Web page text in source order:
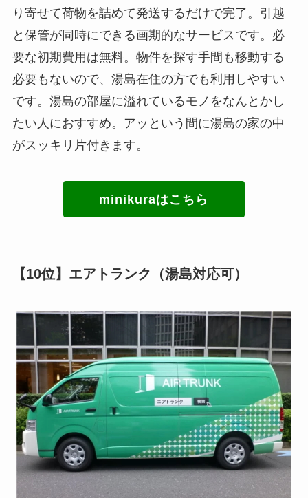
り寄せて荷物を詰めて発送するだけで完了。引越
と保管が同時にできる画期的なサービスです。必
要な初期費用は無料。物件を探す手間も移動する
必要もないので、湯島在住の方でも利用しやすい
です。湯島の部屋に溢れているモノをなんとかし
たい人におすすめ。アッという間に湯島の家の中
がスッキリ片付きます。
minikuraはこちら
【10位】エアトランク（湯島対応可）